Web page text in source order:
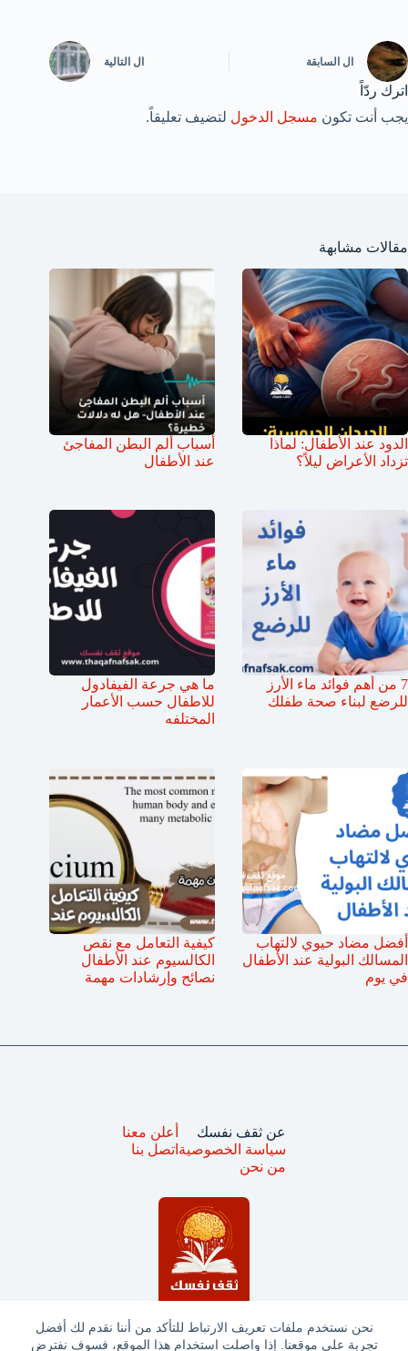
نحن نستخدم ملفات تعريف الارتباط للتأكد من أننا نقدم لك أفضل
تجربة على موقعنا. إذا واصلت استخدام هذا الموقع، فسوف نفترض
ال السابقة ال التالية
اترك ردّاً
يجب أنت تكون مسجل الدخول لتضيف تعليقاً.
مقالات مشابهة
الدود عند الأطفال: لماذا
تزداد الأعراض ليلاً؟
أسباب ألم البطن المفاجئ
عند الأطفال
7 من أهم فوائد ماء الأرز
للرضع لبناء صحة طفلك
ما هي جرعة الفيفادول
للاطفال حسب الأعمار
المختلفه
أفضل مضاد حيوي لالتهاب
المسالك البولية عند الأطفال
في يوم
كيفية التعامل مع نقص
الكالسيوم عند الأطفال
نصائح وإرشادات مهمة
عن ثقف نفسك
سياسة الخصوصية
من نحن
أعلن معنا
اتصل بنا